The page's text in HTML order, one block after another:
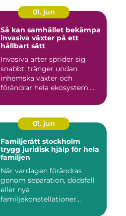
01. jun
Så kan samhället bekämpa
invasiva växter på ett
hållbart sätt
Invasiva arter sprider sig
snabbt, tränger undan
inhemska växter och
förändrar hela ekosystem.
01. jun
Familjerätt stockholm
trygg juridisk hjälp för hela
familjen
När vardagen förändras
genom separation, dödsfall
eller nya
familjekonstellationer